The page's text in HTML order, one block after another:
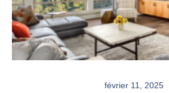
février 11, 2025